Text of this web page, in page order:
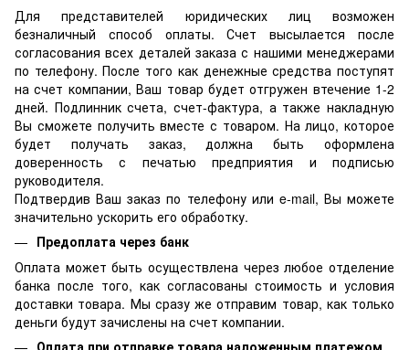
Для представителей юридических лиц возможен
безналичный способ оплаты. Счет высылается после
согласования всех деталей заказа с нашими менеджерами
по телефону. После того как денежные средства поступят
на счет компании, Ваш товар будет отгружен втечение 1-2
дней. Подлинник счета, счет-фактура, а также накладную
Вы сможете получить вместе с товаром. На лицо, которое
будет получать заказ, должна быть оформлена
доверенность с печатью предприятия и подписью
руководителя.
Подтвердив Ваш заказ по телефону или e-mail, Вы можете
значительно ускорить его обработку.
Предоплата через банк
Оплата может быть осуществлена через любое отделение
банка после того, как согласованы стоимость и условия
доставки товара. Мы сразу же отправим товар, как только
деньги будут зачислены на счет компании.